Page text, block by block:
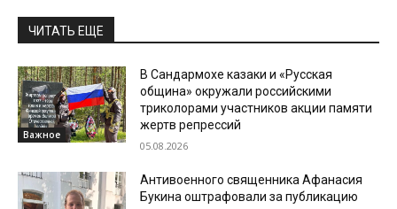
ЧИТАТЬ ЕЩЕ
Важное
В Сандармохе казаки и «Русская
община» окружали российскими
триколорами участников акции памяти
жертв репрессий
05.08.2026
Антивоенного священника Афанасия
Букина оштрафовали за публикацию